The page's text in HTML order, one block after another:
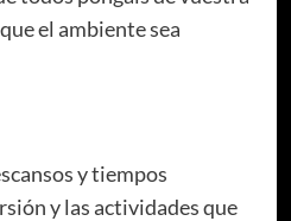
el ambiente sea
y tiempos
y las actividades que